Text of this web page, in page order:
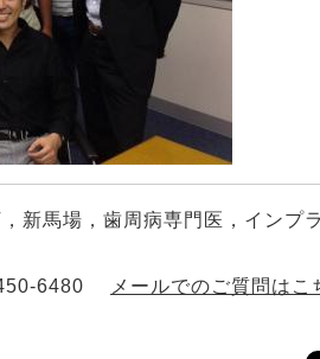
馬場，歯周病専門医，インプ
6480 メールでのご質問はこ